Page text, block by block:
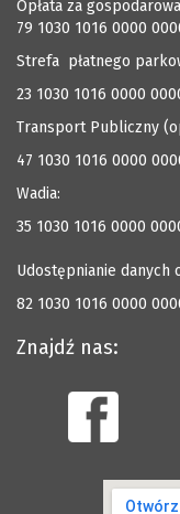
Opłata za
79 1030 1016 0000
Strefa płatnego
23 1030 1016 0000
Transport Publiczny
47 1030 1016 0000
Wadia:
35 1030 1016 0000
Udostępnianie danych
82 1030 1016 0000
Znajdź nas: